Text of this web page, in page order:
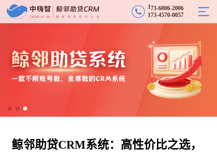
173-6006-2006
173-4570-0057
鲸邻助贷CRM系统：高性价比之选，